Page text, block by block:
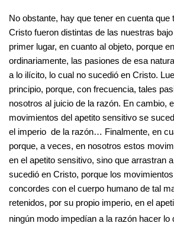
No obstante, hay que tener en cuenta que
Cristo fueron distintas de las nuestras
primer lugar, en cuanto al objeto, porque
ordinariamente, las pasiones de esa
a lo ilícito, lo cual no sucedió en Cristo.
principio, porque, con frecuencia, tales
nosotros al juicio de la razón. En cambio,
movimientos del apetito sensitivo se
el imperio de la razón… Finalmente, en
porque, a veces, en nosotros estos
en el apetito sensitivo, sino que arrastran
sucedió en Cristo, porque los
concordes con el cuerpo humano de tal
retenidos, por su propio imperio, en el
ningún modo impedían a la razón hacer lo